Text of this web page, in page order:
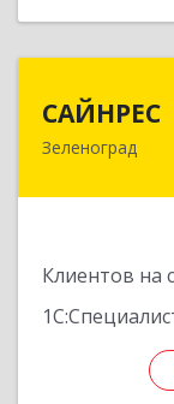
САЙНРЕС
Зеленоград
Клиентов на
124365,